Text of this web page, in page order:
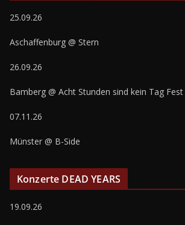
25.09.26
Aschaffenburg @ Stern
26.09.26
Bamberg @ Acht Stunden sind kein Tag Fest
07.11.26
Münster @ B-Side
Konzerte DEAD YEARS
19.09.26